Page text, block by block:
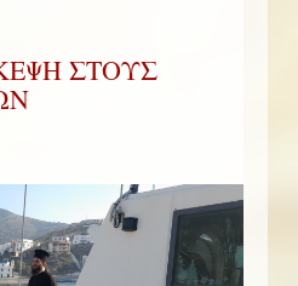
ΣΤΟΥΣ